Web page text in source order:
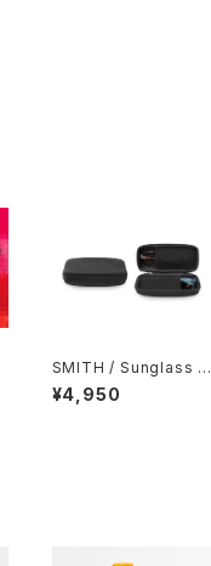
SMITH / Sunglass T
ravel Case
¥4,950